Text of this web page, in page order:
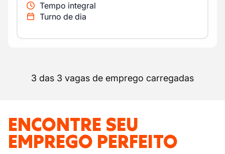
Tempo integral
Turno de dia
3 das 3 vagas de emprego carregadas
ENCONTRE SEU
EMPREGO PERFEITO